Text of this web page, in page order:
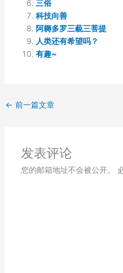
三俗
科技向善
阿耨多罗三藐三菩提
人类还有希望吗？
有趣~
← 前一篇文章
发表评论
您的邮箱地址不会被公开。